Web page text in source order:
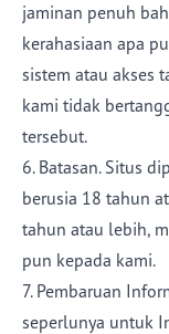
jaminan penuh
kerahasiaan apa
sistem atau akses
kami tidak
tersebut.
6. Batasan. Situs
berusia 18 tahun
tahun atau lebih,
pun kepada kami.
7. Pembaruan
seperlunya untuk